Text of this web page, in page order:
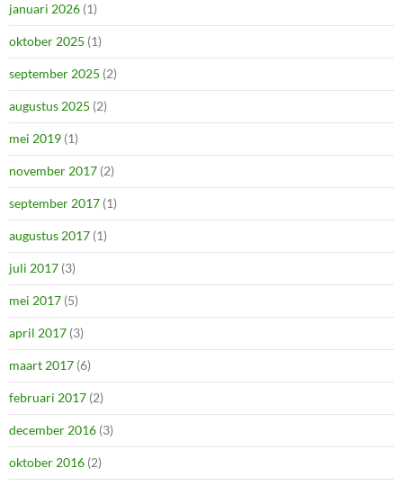
januari 2026 (1)
oktober 2025 (1)
september 2025 (2)
augustus 2025 (2)
mei 2019 (1)
november 2017 (2)
september 2017 (1)
augustus 2017 (1)
juli 2017 (3)
mei 2017 (5)
april 2017 (3)
maart 2017 (6)
februari 2017 (2)
december 2016 (3)
oktober 2016 (2)